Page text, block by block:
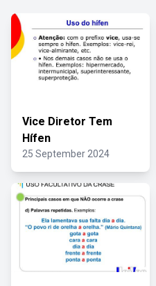
Vice Diretor Tem
Hífen
25 September 2024